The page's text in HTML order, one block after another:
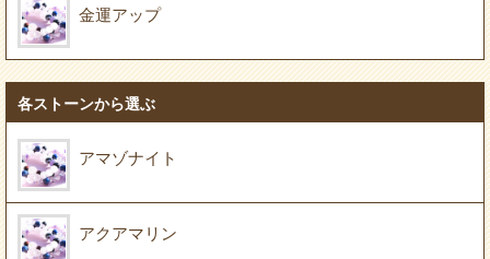
金運アップ
各ストーンから選ぶ
アマゾナイト
アクアマリン